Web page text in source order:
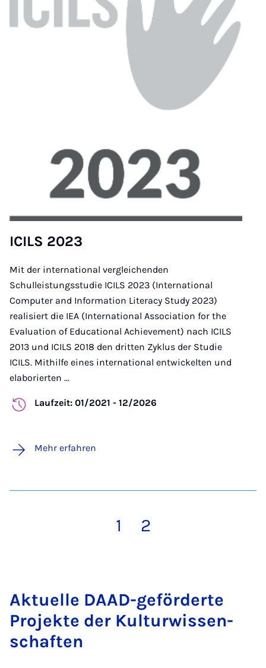
ICILS 2023
Mit der international vergleichenden
Schulleistungsstudie ICILS 2023 (International
Computer and Information Literacy Study 2023)
realisiert die IEA (International Association for the
Evaluation of Educational Achievement) nach ICILS
2013 und ICILS 2018 den dritten Zyklus der Studie
ICILS. Mithilfe eines international entwickelten und
elaborierten ...
Laufzeit: 01/2021 - 12/2026
Mehr erfahren
1 2
Ak­tu­el­le DAAD-ge­för­der­te
Pro­jek­te der Kul­tur­wis­sen­
schaf­ten